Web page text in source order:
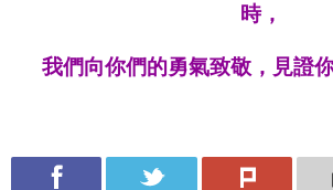
時，
我們向你們的勇氣致敬，見證